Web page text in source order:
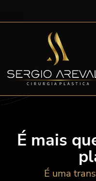
É mais
É uma